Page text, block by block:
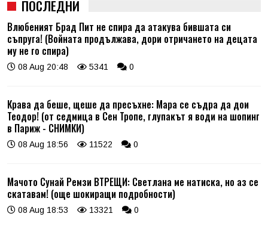
ПОСЛЕДНИ
Влюбеният Брад Пит не спира да атакува бившата си
съпруга! (Войната продължава, дори отричането на децата
му не го спира)
08 Aug 20:48 5341 0
Крава да беше, щеше да пресъхне: Мара се съдра да дои
Теодор! (от седмица в Сен Тропе, глупакът я води на шопинг
в Париж - СНИМКИ)
08 Aug 18:56 11522 0
Мачото Сунай Ремзи ВТРЕЩИ: Светлана ме натиска, но аз се
скатавам! (още шокиращи подробности)
08 Aug 18:53 13321 0